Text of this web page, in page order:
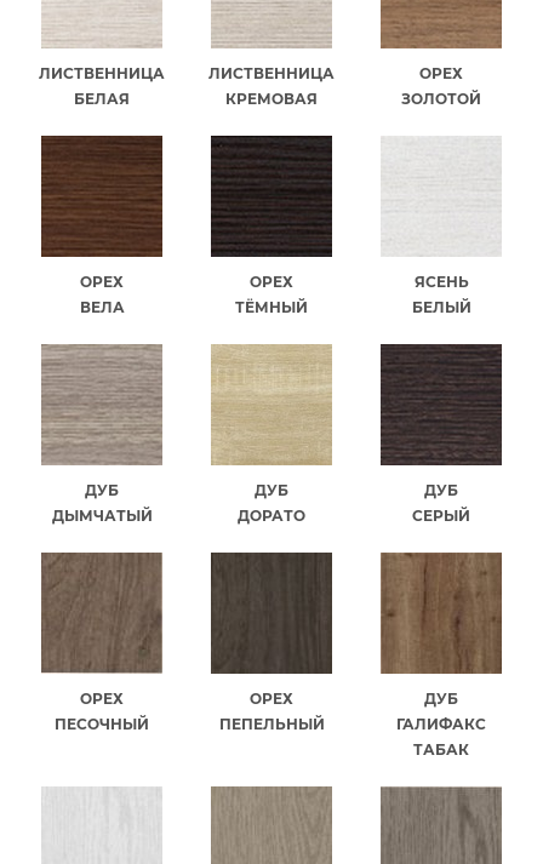
ЛИСТВЕННИЦА
БЕЛАЯ
ЛИСТВЕННИЦА
КРЕМОВАЯ
ОРЕХ
ЗОЛОТОЙ
ОРЕХ
ВЕЛА
ОРЕХ
ТЁМНЫЙ
ЯСЕНЬ
БЕЛЫЙ
ДУБ
ДЫМЧАТЫЙ
ДУБ
ДОРАТО
ДУБ
СЕРЫЙ
ОРЕХ
ПЕСОЧНЫЙ
ОРЕХ
ПЕПЕЛЬНЫЙ
ДУБ
ГАЛИФАКС
ТАБАК